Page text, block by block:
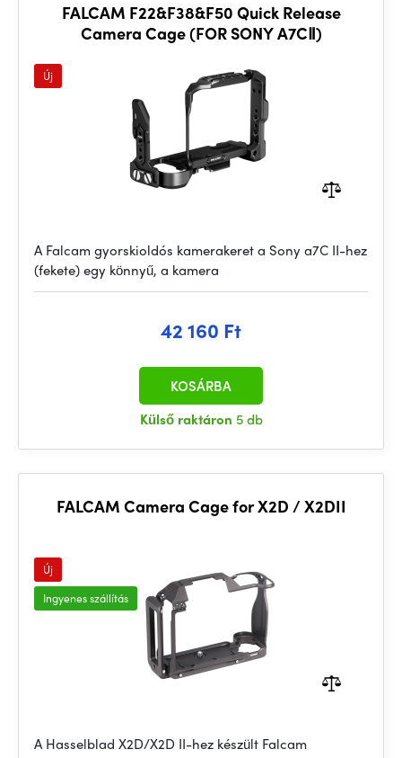
FALCAM F22&F38&F50 Quick Release
Camera Cage (FOR SONY A7CⅡ)
Új
A Falcam gyorskioldós kamerakeret a Sony a7C II-hez
(fekete) egy könnyű, a kamera
42 160 Ft
Külső raktáron 5 db
KOSÁRBA
FALCAM Camera Cage for X2D / X2DII
Új
Ingyenes szállítás
A Hasselblad X2D/X2D II-hez készült Falcam